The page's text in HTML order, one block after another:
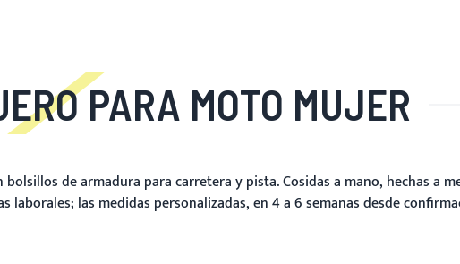
PARA MOTO MUJER
de armadura para carretera y pista. Cosidas a mano, hechas a
laborales; las medidas personalizadas, en 4 a 6 semanas desde